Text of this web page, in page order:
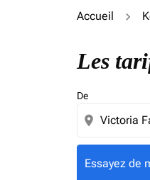
Accueil
Les
De
location_on
Essayez de
Essayez de